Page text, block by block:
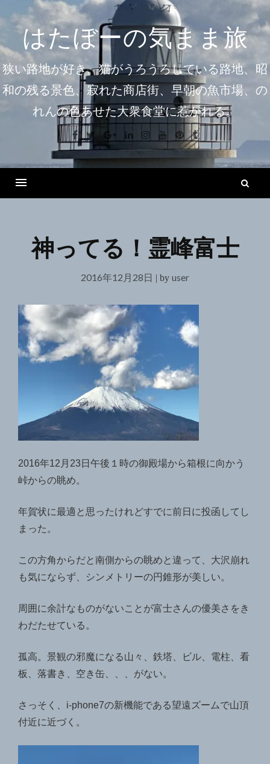
ン
ツ
へ
はたぼーの気まま旅
狭い路地が好き。猫がうろうろしている路地、昭
和の残る景色、寂れた商店街、早朝の魚市場、の
れんの色あせた大衆食堂に惹かれる。
Facebook
Twitter Google+
LinkedinInstagramYoutube
Pinterest
Tumblr
神ってる！霊峰富士
2016年12月28日 | by user
2016年12月23日午後１時の御殿場から箱根に向かう
峠からの眺め。
年賀状に最適と思ったけれどすでに前日に投函してし
まった。
この方角からだと南側からの眺めと違って、大沢崩れ
も気にならず、シンメトリーの円錐形が美しい。
周囲に余計なものがないことが富士さんの優美さをき
わだたせている。
孤高。景観の邪魔になる山々、鉄塔、ビル、電柱、看
板、落書き、空き缶、、、がない。
さっそく、i-phone7の新機能である望遠ズームで山頂
付近に近づく。